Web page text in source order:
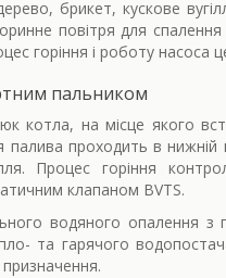
брикет, кускове
повітря для
горіння і роботу
пальником
котла, на місце якого
палива проходить в
Процес горіння
клапаном BVTS.
водяного опалення
та гарячого
призначення.